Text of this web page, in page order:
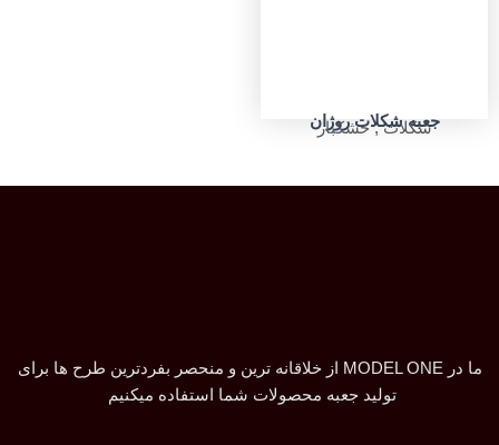
جعبه شکلات روژان
شکلات, خشکبار
ما در MODEL ONE از خلاقانه ترین و منحصر بفردترین طرح ها برای
تولید جعبه محصولات شما استفاده میکنیم